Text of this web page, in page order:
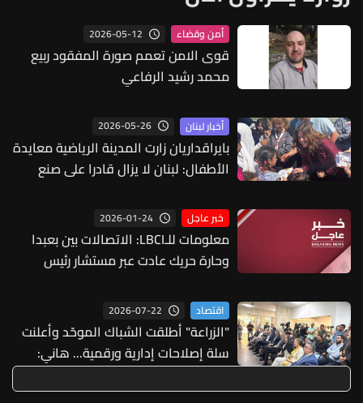
أمن وقضاء 2026-05-12
قوى الامن تعمم صورة المفقود ربيع
محمد رشيد الرفاعي
أخبار لبنان 2026-05-26
بايراقداريان زارت المدينة الرياضية معايدة
الأطفال: لبنان لا يزال قادرا على صنع
خبر عاجل 2026-01-24
معلومات للـLBCI: الاتصالات بين بعبدا
وحارة حريك عادت عبر مستشار رئيس
التوتر الحاصل خلال الفترة الماضية
والتحضير للقاء بين رئيس الجمهورية
وقيادة الحزب لاستئناف الحوار
اقتصاد 2026-07-22
"الزراعة" أطلقت الشباك الموحّد وأعلنت
سلة إصلاحات إدارية ورقمية... هاني:
الوزارة تربط بين 3 مسارات متكاملة